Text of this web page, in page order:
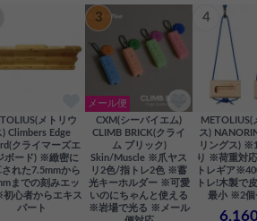
メトリウ
) Climbers Edge
クライマーズエ
ボード) ※緻密に
れた7.5mmから
までの刻みエッ
心者からエキス
パート
3
メール便
CXM(シーバイエム)
CLIMB BRICK(クライ
ム ブリック)
Skin/Muscle ※爪ヤス
リ2色/指トレ2色 ※蓄
光キーホルダー ※可愛
いのにちゃんと使える
※岩場で光る ※メール
4
METOLIUS(
ス)
リングス)
り ※荷重対
トレギア
トレ!木製で
最小 ※2個